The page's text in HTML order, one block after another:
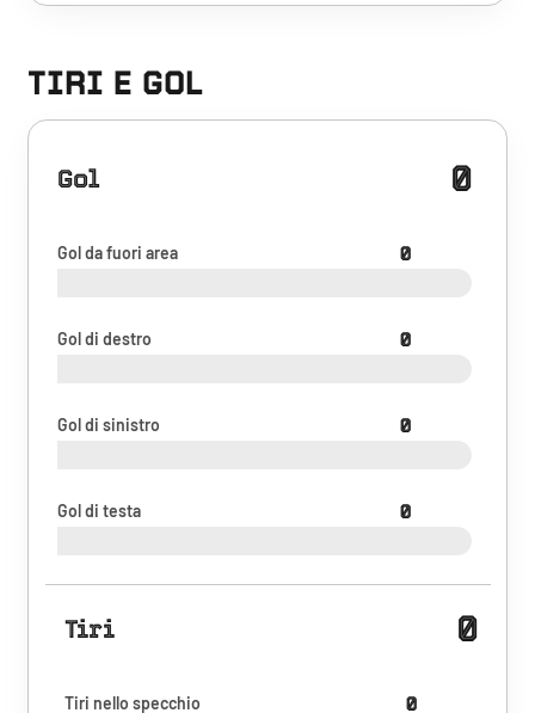
TIRI E GOL
Gol 0
Gol da fuori area 0
Gol di destro 0
Gol di sinistro 0
Gol di testa 0
Tiri 0
Tiri nello specchio 0